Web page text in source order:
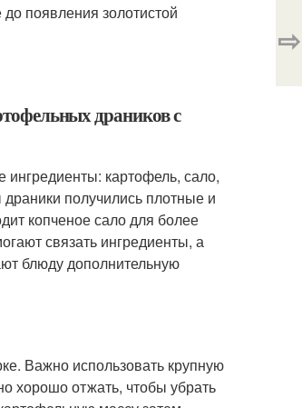
появления золотистой
драников с
картофель, сало,
получились плотные и
копченое сало для более
связать ингредиенты, а
блюду дополнительную
Важно использовать крупную
хорошо отжать, чтобы убрать
⇨